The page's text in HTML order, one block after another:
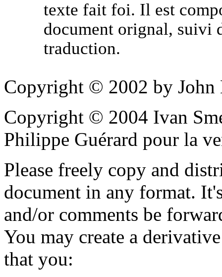
texte fait foi. Il est
document orignal, suivi
traduction.
Copyright © 2002 by John
Copyright © 2004 Ivan
Philippe Guérard pour la
Please freely copy and
document in any format.
and/or comments be
You may create a
that you: